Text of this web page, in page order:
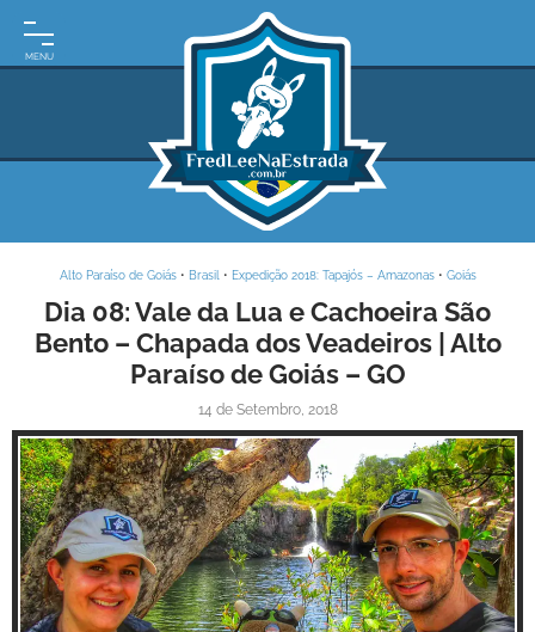
INÍCIO
URUGUAI
VIAGEM
MAPAS
RODOVIÁRIOS
E-
BOOK
VÍDEOS
Alto Paraíso de Goiás• Brasil • Expedição 2018: Tapajós – Amazonas• Goiás
Dia 08: Vale da Lua e Cachoeira São
Bento – Chapada dos Veadeiros | Alto
Paraíso de Goiás – GO
14 de Setembro, 2018
Inspire-se!